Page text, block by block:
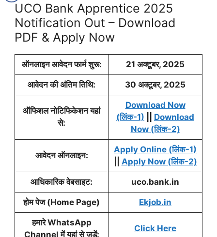
UCO Bank Apprentice 2025
Notification Out – Download
PDF & Apply Now
ऑनलाइन आवेदन फार्म शुरू: 21 अक्टूबर, 2025
आवेदन की अंतिम तिथि: 30 अक्टूबर, 2025
ऑफिशल नोटिफिकेशन यहां
से:
Download Now
(लिंक-1)
Download
Now (लिंक-2)
आवेदन ऑनलाइन:
Apply Online (लिंक-1)
Apply Now (लिंक-2)
आधिकारिक वेबसाइट: uco.bank.in
होम पेज (Home Page) Ekjob.in
हमारे WhatsApp
Channel में यहां से जुड़ें:
Click Here